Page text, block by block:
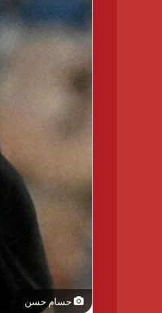
حسام حسن